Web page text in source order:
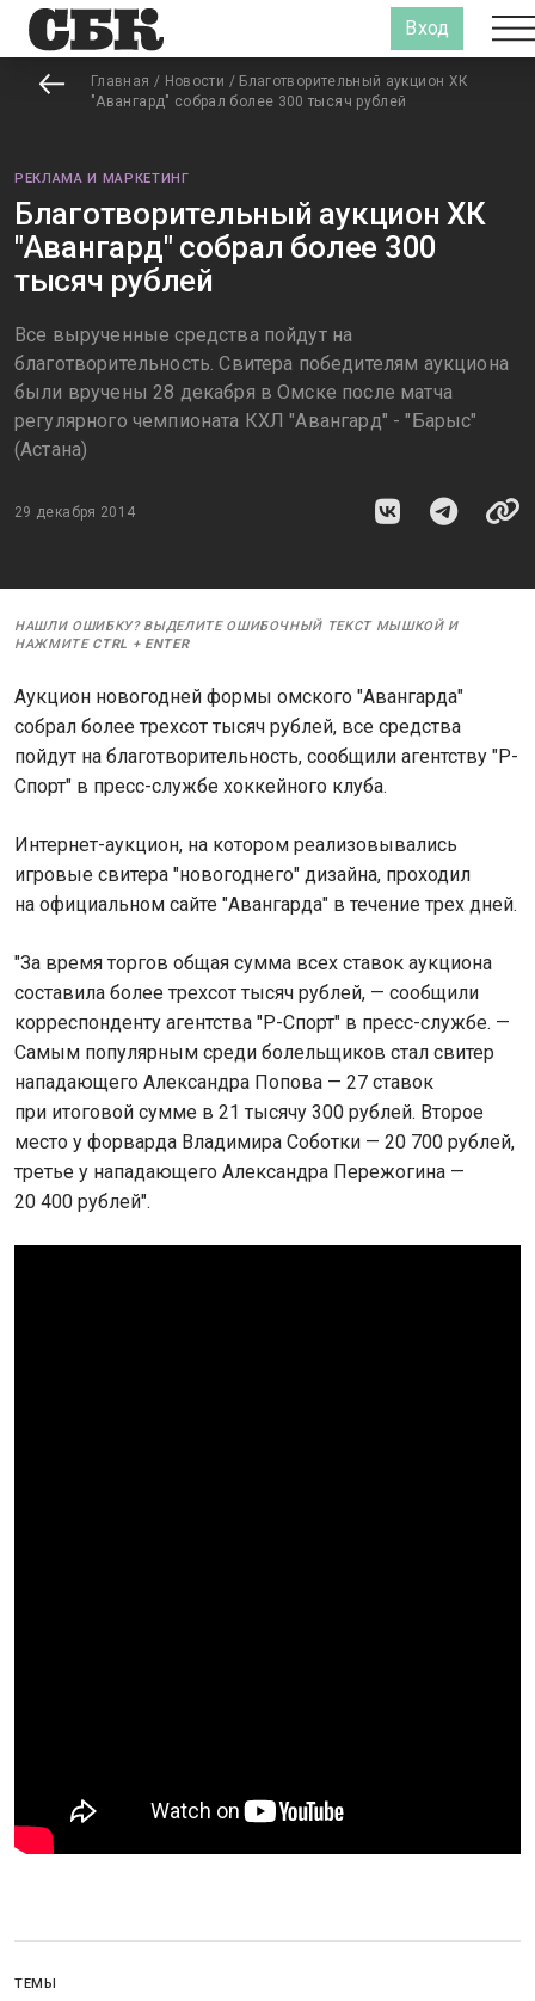
Вход
Главная / Новости / Благотворительный аукцион ХК
"Авангард" собрал более 300 тысяч рублей
РЕКЛАМА И МАРКЕТИНГ
Благотворительный аукцион ХК
"Авангард" собрал более 300
тысяч рублей
Все вырученные средства пойдут на
благотворительность. Свитера победителям аукциона
были вручены 28 декабря в Омске после матча
регулярного чемпионата КХЛ "Авангард" - "Барыс"
(Астана)
29 декабря 2014
НАШЛИ ОШИБКУ? ВЫДЕЛИТЕ ОШИБОЧНЫЙ ТЕКСТ МЫШКОЙ И
НАЖМИТЕ CTRL + ENTER
Аукцион новогодней формы омского "Авангарда"
собрал более трехсот тысяч рублей, все средства
пойдут на благотворительность, сообщили агентству "Р-
Спорт" в пресс-службе хоккейного клуба.
Интернет-аукцион, на котором реализовывались
игровые свитера "новогоднего" дизайна, проходил
на официальном сайте "Авангарда" в течение трех дней.
"За время торгов общая сумма всех ставок аукциона
составила более трехсот тысяч рублей, — сообщили
корреспонденту агентства "Р-Спорт" в пресс-службе. —
Самым популярным среди болельщиков стал свитер
нападающего Александра Попова — 27 ставок
при итоговой сумме в 21 тысячу 300 рублей. Второе
место у форварда Владимира Соботки — 20 700 рублей,
третье у нападающего Александра Пережогина —
20 400 рублей".
ТЕМЫ